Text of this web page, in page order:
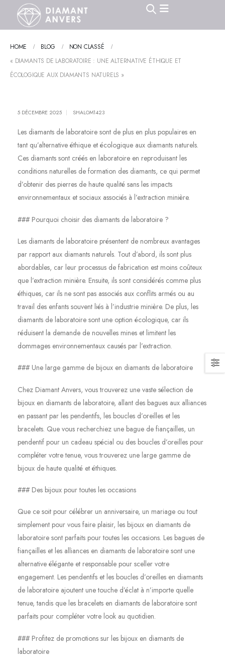
HOME BLOG
NON CLASSÉ
« DIAMANTS DE LABORATOIRE : UNE ALTERNATIVE ÉTHIQUE ET
ÉCOLOGIQUE AUX DIAMANTS NATURELS »
5 DÉCEMBRE 2025 SHALOM1423
Les diamants de laboratoire sont de plus en plus populaires en
tant qu’alternative éthique et écologique aux diamants naturels.
Ces diamants sont créés en laboratoire en reproduisant les
conditions naturelles de formation des diamants, ce qui permet
d’obtenir des pierres de haute qualité sans les impacts
environnementaux et sociaux associés à l’extraction minière.
### Pourquoi choisir des diamants de laboratoire ?
Les diamants de laboratoire présentent de nombreux avantages
par rapport aux diamants naturels. Tout d’abord, ils sont plus
abordables, car leur processus de fabrication est moins coûteux
que l’extraction minière. Ensuite, ils sont considérés comme plus
éthiques, car ils ne sont pas associés aux conflits armés ou au
travail des enfants souvent liés à l’industrie minière. De plus, les
diamants de laboratoire sont une option écologique, car ils
réduisent la demande de nouvelles mines et limitent les
dommages environnementaux causés par l’extraction.
### Une large gamme de bijoux en diamants de laboratoire
Chez Diamant Anvers, vous trouverez une vaste sélection de
bijoux en diamants de laboratoire, allant des bagues aux alliances
en passant par les pendentifs, les boucles d’oreilles et les
bracelets. Que vous recherchiez une bague de fiançailles, un
pendentif pour un cadeau spécial ou des boucles d’oreilles pour
compléter votre tenue, vous trouverez une large gamme de
bijoux de haute qualité et éthiques.
### Des bijoux pour toutes les occasions
Que ce soit pour célébrer un anniversaire, un mariage ou tout
simplement pour vous faire plaisir, les bijoux en diamants de
laboratoire sont parfaits pour toutes les occasions. Les bagues de
fiançailles et les alliances en diamants de laboratoire sont une
alternative élégante et responsable pour sceller votre
engagement. Les pendentifs et les boucles d’oreilles en diamants
de laboratoire ajoutent une touche d’éclat à n’importe quelle
tenue, tandis que les bracelets en diamants de laboratoire sont
parfaits pour compléter votre look au quotidien.
### Profitez de promotions sur les bijoux en diamants de
laboratoire